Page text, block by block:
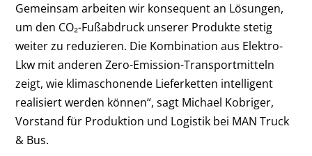
Gemeinsam arbeiten wir konsequent an Lösungen,
um den CO₂-Fußabdruck unserer Produkte stetig
weiter zu reduzieren. Die Kombination aus Elektro-
Lkw mit anderen Zero-Emission-Transportmitteln
zeigt, wie klimaschonende Lieferketten intelligent
realisiert werden können“, sagt Michael Kobriger,
Vorstand für Produktion und Logistik bei MAN Truck
& Bus.